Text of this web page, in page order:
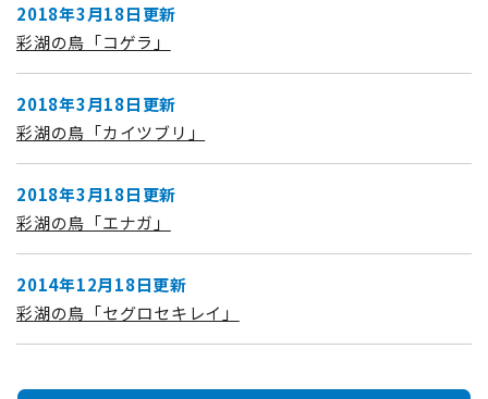
2018年3月18日更新
彩湖の鳥「コゲラ」
2018年3月18日更新
彩湖の鳥「カイツブリ」
2018年3月18日更新
彩湖の鳥「エナガ」
2014年12月18日更新
彩湖の鳥「セグロセキレイ」